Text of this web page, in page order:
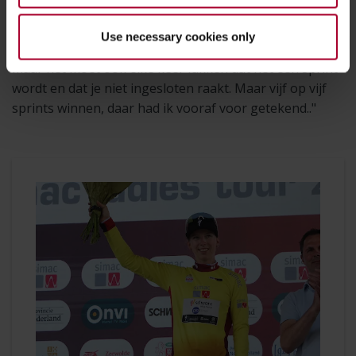
Use necessary cookies only
etappes gewonnen in de Baloise Ladies Tour, maar in
de WorldTour is dit een primeur voor mij. Zoiets is
zeker niet vanzelfsprekend. Je kunt de snelste zijn,
maar het moet ook elke keer lukken dat het een sprint
wordt en dat je niet ingesloten raakt. Maar vijf op vijf
sprints winnen, daar had ik vooraf voor getekend.."